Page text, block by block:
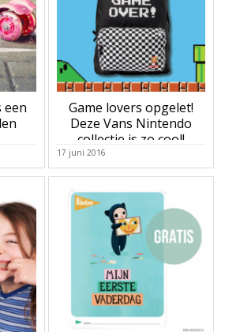
een
Game lovers opgelet!
Deze Vans Nintendo
collectie is zo cool!
17 juni 2016